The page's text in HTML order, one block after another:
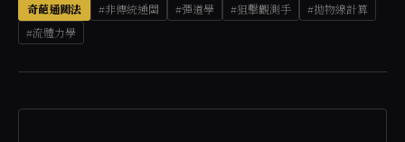
奇葩通關法 #非傳統通關 #彈道學 #狙擊觀測手
#拋物線計算
#流體力學